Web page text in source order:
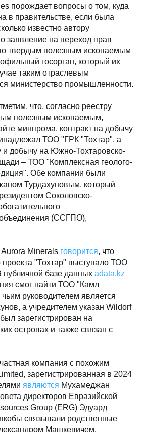
порождает вопросы о том, куда
в правительстве, если была
известно автору
заявление на переход прав
твердым полезным ископаемым
госорган, который их
таким отраслевым
министерство промышленности.
что, согласно реестру
полезным ископаемым,
минпрома, контракт на добычу
ТОО "ГРК "Тохтар", а
и добычу на Южно-Тохтаровско-
– ТОО "Комплексная геолого-
Обе компании были
Турдахуновым, который
Соколовско-
объединения (ССГПО),
Minerals говорится, что
проекта "Тохтар" выступало ТОО
базе данных adata.kz
смог найти ТОО "Камл
руководителем является
а учредителем указан Wildorf
зарегистрирован на
островах и также связан с
компания с похожим
зарегистрированная в 2024
являются Мухамеджан
директоров Евразийской
Group (ERG) Эдуард
связывали родственные
Машкевичем.